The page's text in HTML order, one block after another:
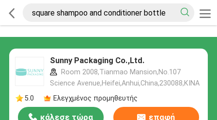
Sunny Packaging Co.,Ltd.
Room 2008,Tianmao Mansion,No.107
Science Avenue,Heifei,Anhui,China,230088,ΚΙΝΑ
5.0
Ελεγχμένος προμηθευτής
κάλεσε τώρα επαφή